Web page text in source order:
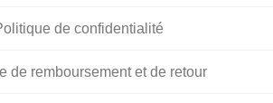
de confidentialité
de remboursement et de retour